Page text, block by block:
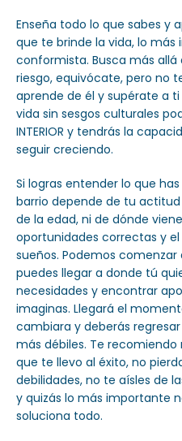
Enseña todo lo que sabes y
que te brinde la vida, lo
conformista. Busca más
riesgo, equivócate, pero no
aprende de él y supérate a
vida sin sesgos culturales
INTERIOR y tendrás la
seguir creciendo.
Si logras entender lo que
barrio depende de tu
de la edad, ni de dónde
oportunidades correctas y
sueños. Podemos
puedes llegar a donde tú
necesidades y encontrar
imaginas. Llegará el
cambiara y deberás
más débiles. Te
que te llevo al éxito, no
debilidades, no te aísles de
y quizás lo más importante
soluciona todo.